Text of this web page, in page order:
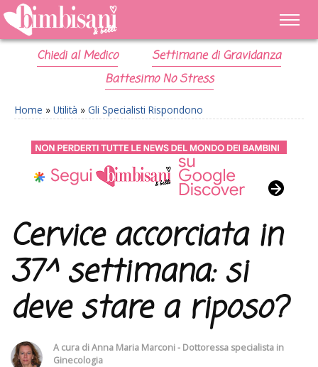
Chiedi al Medico
Settimane di Gravidanza
Battesimo No Stress
Home » Utilità » Gli Specialisti Rispondono
Cervice accorciata in
37^ settimana: si
deve stare a riposo?
A cura diAnna Maria Marconi - Dottoressa specialista in
Ginecologia